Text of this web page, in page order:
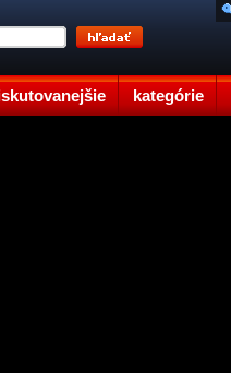
kategórie